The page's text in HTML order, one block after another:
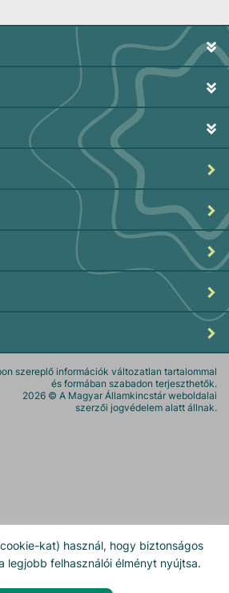
kat) használ, hogy biztonságos
legjobb felhasználói élményt nyújtsa.
szereplő információk változatlan tartalommal
és formában szabadon terjeszthetők.
2026 © A Magyar Államkincstár weboldalai
szerzői jogvédelem alatt állnak.